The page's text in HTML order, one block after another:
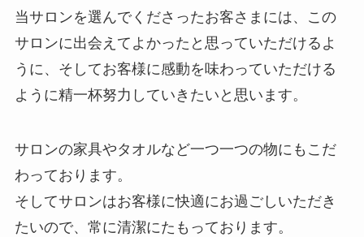
当サロンを選んでくださったお客さまには、この
サロンに出会えてよかったと思っていただけるよ
うに、そしてお客様に感動を味わっていただける
ように精一杯努力していきたいと思います。
サロンの家具やタオルなど一つ一つの物にもこだ
わっております。
そしてサロンはお客様に快適にお過ごしいただき
たいので、常に清潔にたもっております。